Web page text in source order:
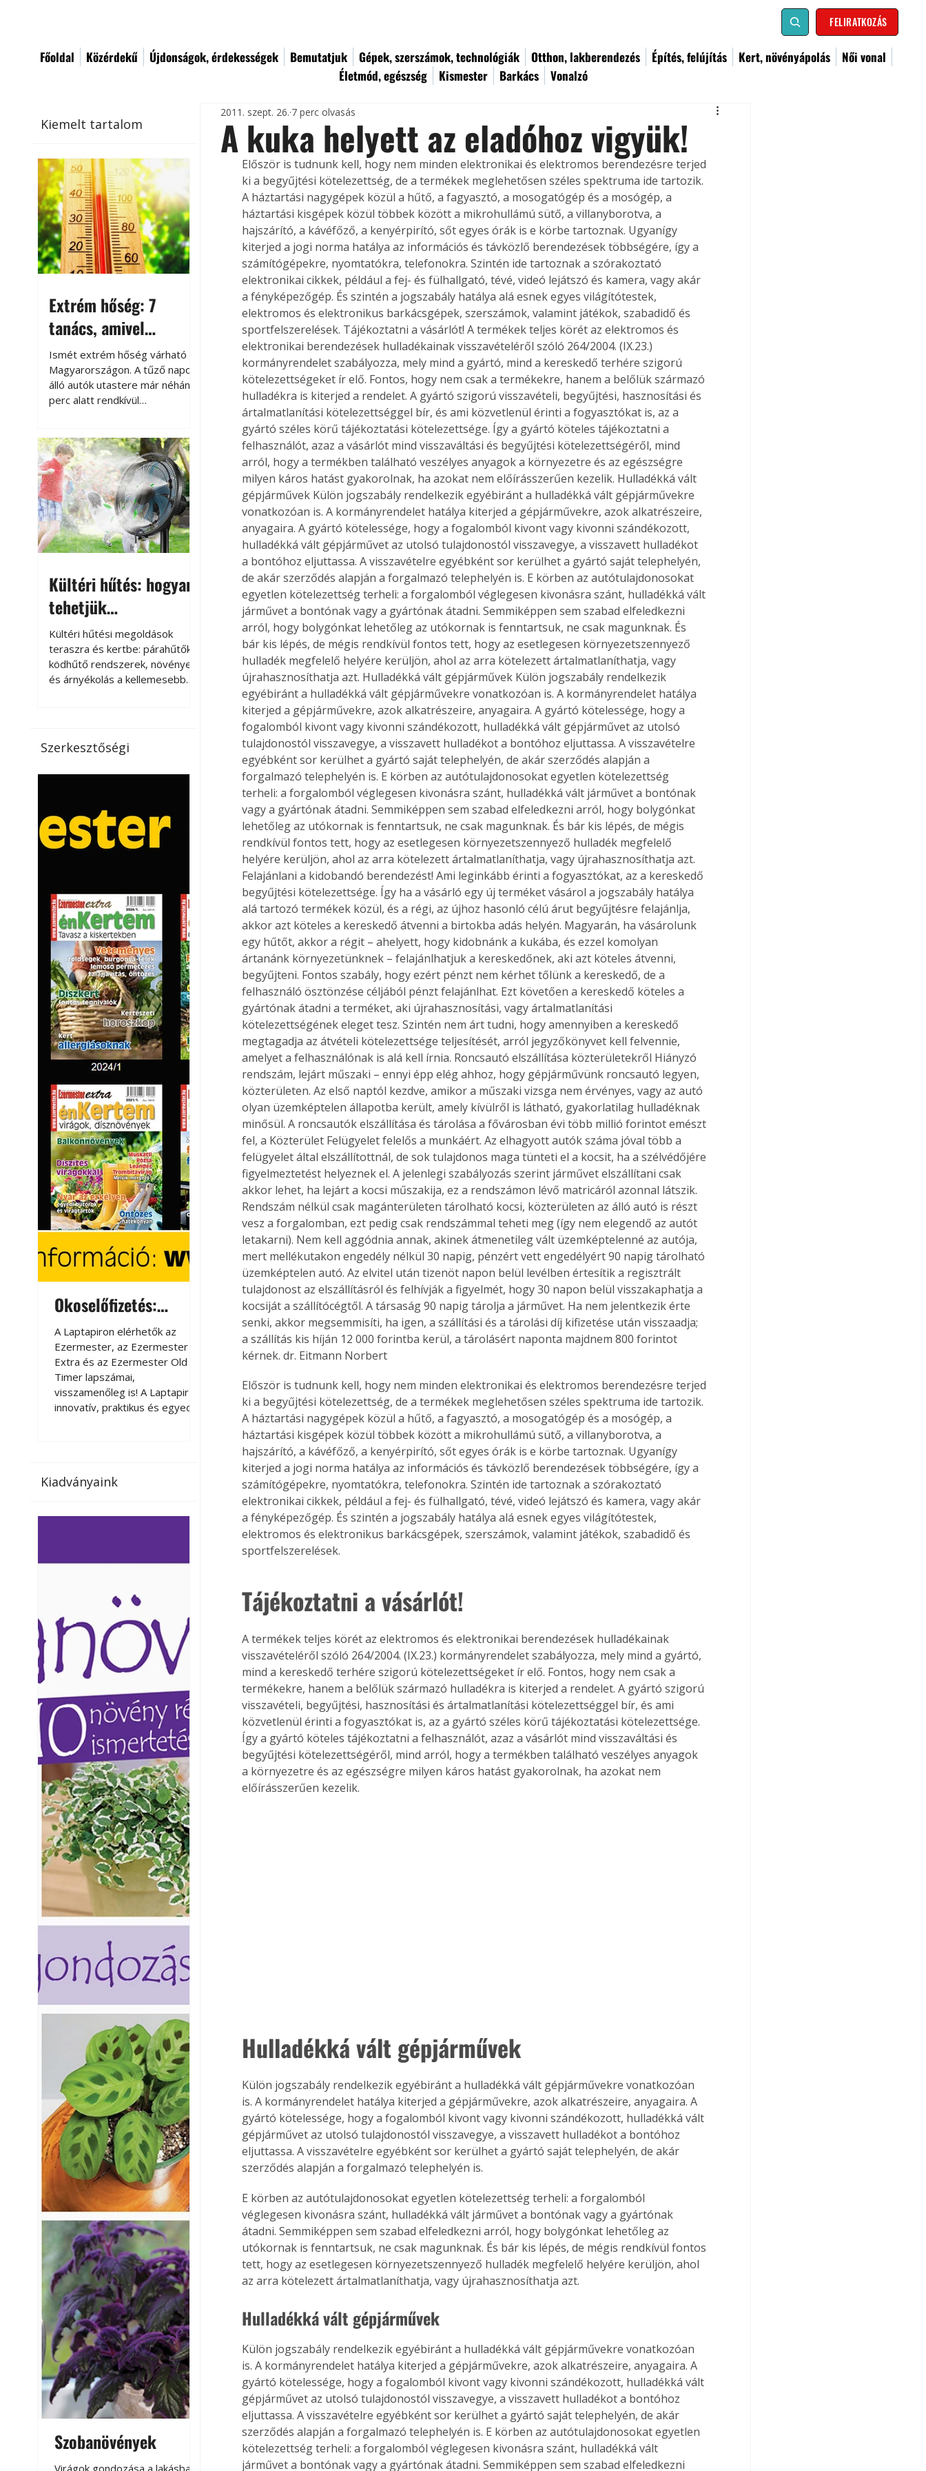
FELIRATKOZÁS
Főoldal Közérdekű Újdonságok, érdekességek Bemutatjuk Gépek, szerszámok, technológiák Otthon, lakberendezés Építés, felújítás Kert, növényápolás
Női vonal
Életmód, egészség
Kismester Barkács Vonalzó
Kiemelt tartalom
Extrém hőség: 7
tanács, amivel
megóvhatjuk
autónkat a nyári
károktól
Ismét extrém hőség várható
Magyarországon. A tűző napon
álló autók utastere már néhány
perc alatt rendkívül
megközelítheti. Ez nemcsak a
beszállást teszi kellemetlenné,
hanem az autó állapotára és a
benne hagyott tárgyakra is
káros hatással lehet. Néhány
egyszerű óvintézkedéssel
azonban jelentősen
csökkenthetjük a hőség káros
Kültéri hűtés: hogyan
tehetjük
kellemesebbé a
teraszt és a kertet?
Kültéri hűtési megoldások
teraszra és kertbe: párahűtők,
ködhűtő rendszerek, növények
és árnyékolás a kellemesebb
jelentőséget kapott, ahogy a
nyári hőhullámok gyakoribbá és
a megoldást a meleg ellen, ma
már egyre többen keresnek
olyan kültéri hűtési
vendégl
Szerkesztőségi
Okoselőfizetés:
Ezermester Extra
A Laptapiron elérhetők az
Ezermester, az Ezermester
Extra és az Ezermester Old
Timer lapszámai,
visszamenőleg is! A Laptapir új,
innovatív, praktikus és egyedi
az otthonában, útközben vagy
elérhetők lapszámaink. Bárhol,
Okoselőfizetés
A Laptapiron elérhetők az
Ezermester, az Ezermester
Extra és az Ezermester Old
visszamenőleg is! A Laptapir új,
innovatív, praktikus és egyedi
megoldás a nyomtatott
magazinok digitális olvasására
számítógépen, okostelefonon
vagy táblagépen. Kényelmesen
az otthonában, útközben vagy
nyaralás, pihenés alatt is
elérhetők lapszámaink. Bárhol,
bármikor, akár külföldön élve
vagy dolgozva is olvashatók az
Ezermester lapszámai. A
mert: – t
Együtt jobban megéri!
Bővebb információ itt!
Együtt jobban megéri! A
könyvek tetszőleges
párosítással kedvezményes
megrendelhetők!
Kiadványaink
Szobanövények
Virágoskert: kertben,
teraszon, lakásban
Gyógyító növények: a
természet kincsei az
A kuka helyett az eladóhoz vigyük!
2011. szept. 26. 7 perc olvasás
Először is tudnunk kell, hogy nem minden elektronikai és elektromos berendezésre terjed
ki a begyűjtési kötelezettség, de a termékek meglehetősen széles spektruma ide tartozik.
A háztartási nagygépek közül a hűtő, a fagyasztó, a mosogatógép és a mosógép, a
háztartási kisgépek közül többek között a mikrohullámú sütő, a villanyborotva, a
hajszárító, a kávéfőző, a kenyérpirító, sőt egyes órák is e körbe tartoznak. Ugyanígy
kiterjed a jogi norma hatálya az információs és távközlő berendezések többségére, így a
számítógépekre, nyomtatókra, telefonokra. Szintén ide tartoznak a szórakoztató
elektronikai cikkek, például a fej- és fülhallgató, tévé, videó lejátszó és kamera, vagy akár
a fényképezőgép. És szintén a jogszabály hatálya alá esnek egyes világítótestek,
elektromos és elektronikus barkácsgépek, szerszámok, valamint játékok, szabadidő és
sportfelszerelések. Tájékoztatni a vásárlót! A termékek teljes körét az elektromos és
elektronikai berendezések hulladékainak visszavételéről szóló 264/2004. (IX.23.)
kormányrendelet szabályozza, mely mind a gyártó, mind a kereskedő terhére szigorú
kötelezettségeket ír elő. Fontos, hogy nem csak a termékekre, hanem a belőlük származó
hulladékra is kiterjed a rendelet. A gyártó szigorú visszavételi, begyűjtési, hasznosítási és
ártalmatlanítási kötelezettséggel bír, és ami közvetlenül érinti a fogyasztókat is, az a
gyártó széles körű tájékoztatási kötelezettsége. Így a gyártó köteles tájékoztatni a
felhasználót, azaz a vásárlót mind visszaváltási és begyűjtési kötelezettségéről, mind
arról, hogy a termékben található veszélyes anyagok a környezetre és az egészségre
milyen káros hatást gyakorolnak, ha azokat nem előírásszerűen kezelik. Hulladékká vált
gépjárművek Külön jogszabály rendelkezik egyébiránt a hulladékká vált gépjárművekre
vonatkozóan is. A kormányrendelet hatálya kiterjed a gépjárművekre, azok alkatrészeire,
anyagaira. A gyártó kötelessége, hogy a fogalomból kivont vagy kivonni szándékozott,
hulladékká vált gépjárművet az utolsó tulajdonostól visszavegye, a visszavett hulladékot
a bontóhoz eljuttassa. A visszavételre egyébként sor kerülhet a gyártó saját telephelyén,
de akár szerződés alapján a forgalmazó telephelyén is. E körben az autótulajdonosokat
egyetlen kötelezettség terheli: a forgalomból véglegesen kivonásra szánt, hulladékká vált
járművet a bontónak vagy a gyártónak átadni. Semmiképpen sem szabad elfeledkezni
arról, hogy bolygónkat lehetőleg az utókornak is fenntartsuk, ne csak magunknak. És
bár kis lépés, de mégis rendkívül fontos tett, hogy az esetlegesen környezetszennyező
hulladék megfelelő helyére kerüljön, ahol az arra kötelezett ártalmatlaníthatja, vagy
újrahasznosíthatja azt. Hulladékká vált gépjárművek Külön jogszabály rendelkezik
egyébiránt a hulladékká vált gépjárművekre vonatkozóan is. A kormányrendelet hatálya
kiterjed a gépjárművekre, azok alkatrészeire, anyagaira. A gyártó kötelessége, hogy a
fogalomból kivont vagy kivonni szándékozott, hulladékká vált gépjárművet az utolsó
tulajdonostól visszavegye, a visszavett hulladékot a bontóhoz eljuttassa. A visszavételre
egyébként sor kerülhet a gyártó saját telephelyén, de akár szerződés alapján a
forgalmazó telephelyén is. E körben az autótulajdonosokat egyetlen kötelezettség
terheli: a forgalomból véglegesen kivonásra szánt, hulladékká vált járművet a bontónak
vagy a gyártónak átadni. Semmiképpen sem szabad elfeledkezni arról, hogy bolygónkat
lehetőleg az utókornak is fenntartsuk, ne csak magunknak. És bár kis lépés, de mégis
rendkívül fontos tett, hogy az esetlegesen környezetszennyező hulladék megfelelő
helyére kerüljön, ahol az arra kötelezett ártalmatlaníthatja, vagy újrahasznosíthatja azt.
Felajánlani a kidobandó berendezést! Ami leginkább érinti a fogyasztókat, az a kereskedő
begyűjtési kötelezettsége. Így ha a vásárló egy új terméket vásárol a jogszabály hatálya
alá tartozó termékek közül, és a régi, az újhoz hasonló célú árut begyűjtésre felajánlja,
akkor azt köteles a kereskedő átvenni a birtokba adás helyén. Magyarán, ha vásárolunk
egy hűtőt, akkor a régit – ahelyett, hogy kidobnánk a kukába, és ezzel komolyan
ártanánk környezetünknek – felajánlhatjuk a kereskedőnek, aki azt köteles átvenni,
begyűjteni. Fontos szabály, hogy ezért pénzt nem kérhet tőlünk a kereskedő, de a
felhasználó ösztönzése céljából pénzt felajánlhat. Ezt követően a kereskedő köteles a
gyártónak átadni a terméket, aki újrahasznosítási, vagy ártalmatlanítási
kötelezettségének eleget tesz. Szintén nem árt tudni, hogy amennyiben a kereskedő
megtagadja az átvételi kötelezettsége teljesítését, arról jegyzőkönyvet kell felvennie,
amelyet a felhasználónak is alá kell írnia. Roncsautó elszállítása közterületekről Hiányzó
rendszám, lejárt műszaki – ennyi épp elég ahhoz, hogy gépjárművünk roncsautó legyen,
közterületen. Az első naptól kezdve, amikor a műszaki vizsga nem érvényes, vagy az autó
olyan üzemképtelen állapotba került, amely kívülről is látható, gyakorlatilag hulladéknak
minősül. A roncsautók elszállítása és tárolása a fővárosban évi több millió forintot emészt
fel, a Közterület Felügyelet felelős a munkáért. Az elhagyott autók száma jóval több a
felügyelet által elszállítottnál, de sok tulajdonos maga tünteti el a kocsit, ha a szélvédőjére
figyelmeztetést helyeznek el. A jelenlegi szabályozás szerint járművet elszállítani csak
akkor lehet, ha lejárt a kocsi műszakija, ez a rendszámon lévő matricáról azonnal látszik.
Rendszám nélkül csak magánterületen tárolható kocsi, közterületen az álló autó is részt
vesz a forgalomban, ezt pedig csak rendszámmal teheti meg (így nem elegendő az autót
letakarni). Nem kell aggódnia annak, akinek átmenetileg vált üzemképtelenné az autója,
mert mellékutakon engedély nélkül 30 napig, pénzért vett engedélyért 90 napig tárolható
üzemképtelen autó. Az elvitel után tizenöt napon belül levélben értesítik a regisztrált
tulajdonost az elszállításról és felhívják a figyelmét, hogy 30 napon belül visszakaphatja a
kocsiját a szállítócégtől. A társaság 90 napig tárolja a járművet. Ha nem jelentkezik érte
senki, akkor megsemmisíti, ha igen, a szállítási és a tárolási díj kifizetése után visszaadja;
a szállítás kis híján 12 000 forintba kerül, a tárolásért naponta majdnem 800 forintot
kérnek. dr. Eitmann Norbert
Először is tudnunk kell, hogy nem minden elektronikai és elektromos berendezésre terjed
ki a begyűjtési kötelezettség, de a termékek meglehetősen széles spektruma ide tartozik.
A háztartási nagygépek közül a hűtő, a fagyasztó, a mosogatógép és a mosógép, a
háztartási kisgépek közül többek között a mikrohullámú sütő, a villanyborotva, a
hajszárító, a kávéfőző, a kenyérpirító, sőt egyes órák is e körbe tartoznak. Ugyanígy
kiterjed a jogi norma hatálya az információs és távközlő berendezések többségére, így a
számítógépekre, nyomtatókra, telefonokra. Szintén ide tartoznak a szórakoztató
elektronikai cikkek, például a fej- és fülhallgató, tévé, videó lejátszó és kamera, vagy akár
a fényképezőgép. És szintén a jogszabály hatálya alá esnek egyes világítótestek,
elektromos és elektronikus barkácsgépek, szerszámok, valamint játékok, szabadidő és
sportfelszerelések.
Tájékoztatni a vásárlót!
A termékek teljes körét az elektromos és elektronikai berendezések hulladékainak
visszavételéről szóló 264/2004. (IX.23.) kormányrendelet szabályozza, mely mind a gyártó,
mind a kereskedő terhére szigorú kötelezettségeket ír elő. Fontos, hogy nem csak a
termékekre, hanem a belőlük származó hulladékra is kiterjed a rendelet. A gyártó szigorú
visszavételi, begyűjtési, hasznosítási és ártalmatlanítási kötelezettséggel bír, és ami
közvetlenül érinti a fogyasztókat is, az a gyártó széles körű tájékoztatási kötelezettsége.
Így a gyártó köteles tájékoztatni a felhasználót, azaz a vásárlót mind visszaváltási és
begyűjtési kötelezettségéről, mind arról, hogy a termékben található veszélyes anyagok
a környezetre és az egészségre milyen káros hatást gyakorolnak, ha azokat nem
előírásszerűen kezelik.
Hulladékká vált gépjárművek
Külön jogszabály rendelkezik egyébiránt a hulladékká vált gépjárművekre vonatkozóan
is. A kormányrendelet hatálya kiterjed a gépjárművekre, azok alkatrészeire, anyagaira. A
gyártó kötelessége, hogy a fogalomból kivont vagy kivonni szándékozott, hulladékká vált
gépjárművet az utolsó tulajdonostól visszavegye, a visszavett hulladékot a bontóhoz
eljuttassa. A visszavételre egyébként sor kerülhet a gyártó saját telephelyén, de akár
szerződés alapján a forgalmazó telephelyén is.
E körben az autótulajdonosokat egyetlen kötelezettség terheli: a forgalomból
véglegesen kivonásra szánt, hulladékká vált járművet a bontónak vagy a gyártónak
átadni. Semmiképpen sem szabad elfeledkezni arról, hogy bolygónkat lehetőleg az
utókornak is fenntartsuk, ne csak magunknak. És bár kis lépés, de mégis rendkívül fontos
tett, hogy az esetlegesen környezetszennyező hulladék megfelelő helyére kerüljön, ahol
az arra kötelezett ártalmatlaníthatja, vagy újrahasznosíthatja azt.
Hulladékká vált gépjárművek
Külön jogszabály rendelkezik egyébiránt a hulladékká vált gépjárművekre vonatkozóan
is. A kormányrendelet hatálya kiterjed a gépjárművekre, azok alkatrészeire, anyagaira. A
gyártó kötelessége, hogy a fogalomból kivont vagy kivonni szándékozott, hulladékká vált
gépjárművet az utolsó tulajdonostól visszavegye, a visszavett hulladékot a bontóhoz
eljuttassa. A visszavételre egyébként sor kerülhet a gyártó saját telephelyén, de akár
szerződés alapján a forgalmazó telephelyén is. E körben az autótulajdonosokat egyetlen
kötelezettség terheli: a forgalomból véglegesen kivonásra szánt, hulladékká vált
járművet a bontónak vagy a gyártónak átadni. Semmiképpen sem szabad elfeledkezni